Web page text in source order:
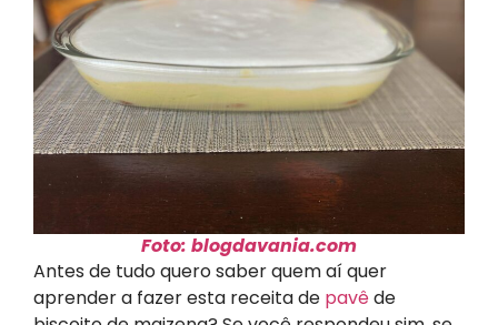
Foto: blogdavania.com
Antes de tudo quero saber quem aí quer
aprender a fazer esta receita de pavêde